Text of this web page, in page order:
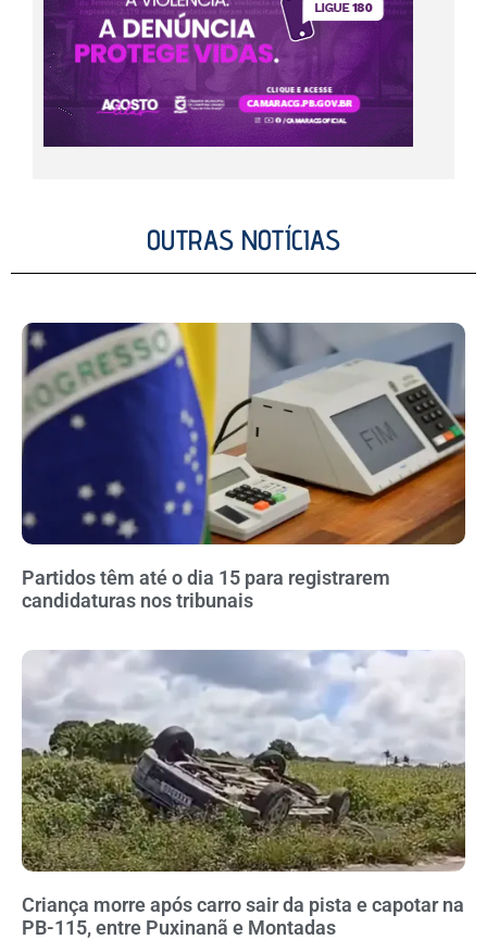
OUTRAS NOTÍCIAS
Partidos têm até o dia 15 para registrarem
candidaturas nos tribunais
Criança morre após carro sair da pista e capotar na
PB-115, entre Puxinanã e Montadas